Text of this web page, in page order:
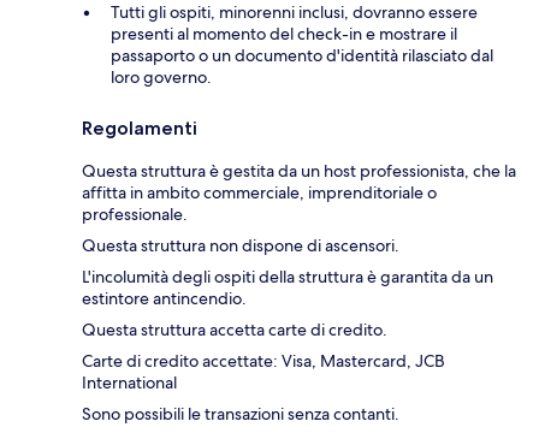
Tutti gli ospiti, minorenni inclusi, dovranno essere
presenti al momento del check-in e mostrare il
passaporto o un documento d'identità rilasciato dal
loro governo.
Regolamenti
Questa struttura è gestita da un host professionista, che la
affitta in ambito commerciale, imprenditoriale o
professionale.
Questa struttura non dispone di ascensori.
L'incolumità degli ospiti della struttura è garantita da un
estintore antincendio.
Questa struttura accetta carte di credito.
Carte di credito accettate: Visa, Mastercard, JCB
International
Sono possibili le transazioni senza contanti.